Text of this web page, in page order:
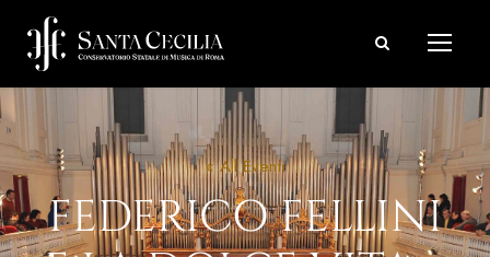
« All Eventi
FEDERICO FELLINI